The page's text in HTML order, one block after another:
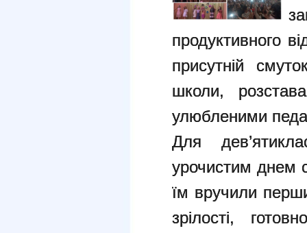
продуктивного
присутній
школи,
улюбленими
Для
урочистим днем
їм вручили
зрілості,